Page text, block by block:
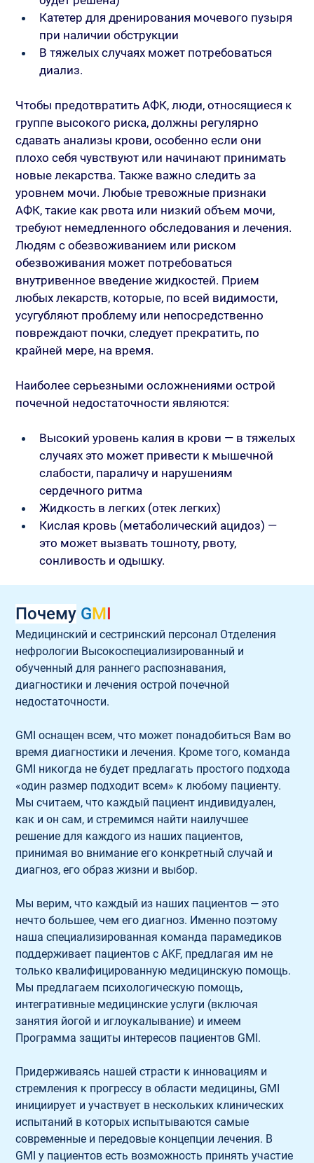
Катетер для дренирования мочевого пузыря
при наличии обструкции
В тяжелых случаях может потребоваться
диализ.
Чтобы предотвратить АФК, люди, относящиеся к
группе высокого риска, должны регулярно
сдавать анализы крови, особенно если они
плохо себя чувствуют или начинают принимать
новые лекарства. Также важно следить за
уровнем мочи. Любые тревожные признаки
АФК, такие как рвота или низкий объем мочи,
требуют немедленного обследования и лечения.
Людям с обезвоживанием или риском
обезвоживания может потребоваться
внутривенное введение жидкостей. Прием
любых лекарств, которые, по всей видимости,
усугубляют проблему или непосредственно
повреждают почки, следует прекратить, по
крайней мере, на время.
Наиболее серьезными осложнениями острой
почечной недостаточности являются:
Высокий уровень калия в крови — в тяжелых
случаях это может привести к мышечной
слабости, параличу и нарушениям
сердечного ритма
Жидкость в легких (отек легких)
Кислая кровь (метаболический ацидоз) —
это может вызвать тошноту, рвоту,
сонливость и одышку.
Почему GMI
Медицинский и сестринский персонал Отделения
нефрологии Высокоспециализированный и
обученный для раннего распознавания,
диагностики и лечения острой почечной
недостаточности.
GMI оснащен всем, что может понадобиться Вам во
время диагностики и лечения. Кроме того, команда
GMI никогда не будет предлагать простого подхода
«один размер подходит всем» к любому пациенту.
Мы считаем, что каждый пациент индивидуален,
как и он сам, и стремимся найти наилучшее
решение для каждого из наших пациентов,
принимая во внимание его конкретный случай и
диагноз, его образ жизни и выбор.
Мы верим, что каждый из наших пациентов — это
нечто большее, чем его диагноз. Именно поэтому
наша специализированная команда парамедиков
поддерживает пациентов с AKF, предлагая им не
только квалифицированную медицинскую помощь.
Мы предлагаем психологическую помощь,
интегративные медицинские услуги (включая
занятия йогой и иглоукалывание) и имеем
Программа защиты интересов пациентов GMI.
Придерживаясь нашей страсти к инновациям и
стремления к прогрессу в области медицины, GMI
инициирует и участвует в нескольких клинических
испытаний в которых испытываются самые
современные и передовые концепции лечения. В
GMI у пациентов есть возможность принять участие